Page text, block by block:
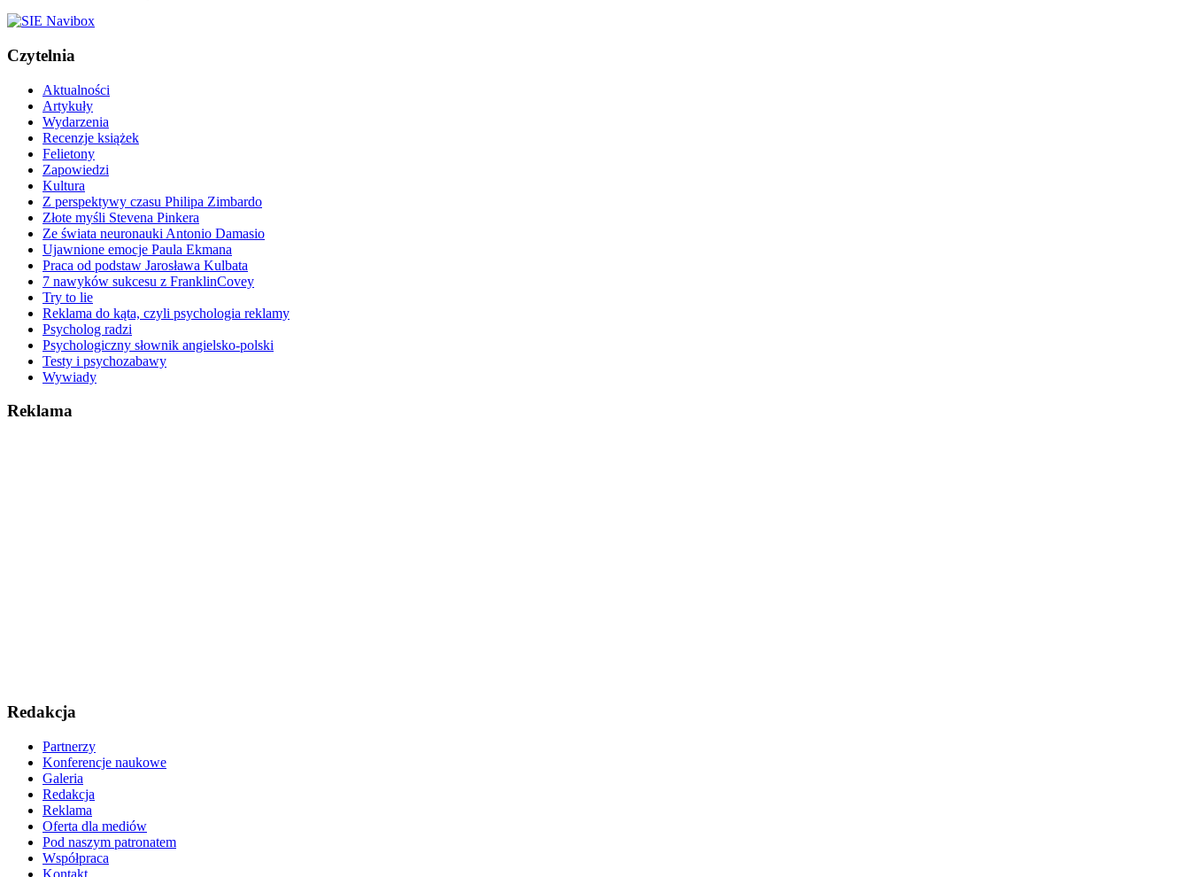
Czytelnia
Aktualności
Artykuły
Wydarzenia
Recenzje książek
Felietony
Zapowiedzi
Kultura
Z perspektywy czasu Philipa Zimbardo
Złote myśli Stevena Pinkera
Ze świata neuronauki Antonio Damasio
Ujawnione emocje Paula Ekmana
Praca od podstaw Jarosława Kulbata
7 nawyków sukcesu z FranklinCovey
Try to lie
Reklama do kąta, czyli psychologia reklamy
Psycholog radzi
Psychologiczny słownik angielsko-polski
Testy i psychozabawy
Wywiady
Reklama
Redakcja
Partnerzy
Konferencje naukowe
Galeria
Redakcja
Reklama
Oferta dla mediów
Pod naszym patronatem
Współpraca
Kontakt